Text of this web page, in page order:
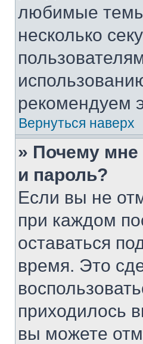
любимые темы
несколько
рекомендуем
Вернуться наверх
» Почему мне
и пароль?
Если вы не
при каждом
оставаться
время. Это
приходилось
вы можете